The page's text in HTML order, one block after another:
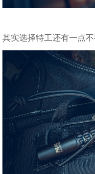
其实选择特工还有一点